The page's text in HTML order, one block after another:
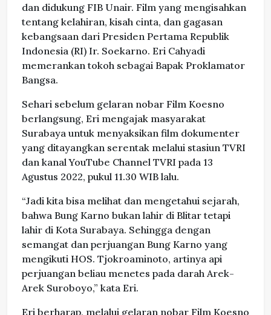
dan didukung FIB Unair. Film yang mengisahkan
tentang kelahiran, kisah cinta, dan gagasan
kebangsaan dari Presiden Pertama Republik
Indonesia (RI) Ir. Soekarno. Eri Cahyadi
memerankan tokoh sebagai Bapak Proklamator
Bangsa.
Sehari sebelum gelaran nobar Film Koesno
berlangsung, Eri mengajak masyarakat
Surabaya untuk menyaksikan film dokumenter
yang ditayangkan serentak melalui stasiun TVRI
dan kanal YouTube Channel TVRI pada 13
Agustus 2022, pukul 11.30 WIB lalu.
“Jadi kita bisa melihat dan mengetahui sejarah,
bahwa Bung Karno bukan lahir di Blitar tetapi
lahir di Kota Surabaya. Sehingga dengan
semangat dan perjuangan Bung Karno yang
mengikuti HOS. Tjokroaminoto, artinya api
perjuangan beliau menetes pada darah Arek-
Arek Suroboyo,” kata Eri.
Eri berharap, melalui gelaran nobar Film Koesno